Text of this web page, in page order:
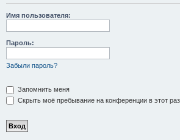
Имя пользователя:
Пароль:
Забыли пароль?
Запомнить меня
Скрыть моё пребывание на конференции в этот раз